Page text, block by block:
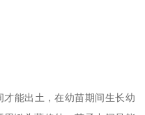
能出土，在幼苗期间生长幼